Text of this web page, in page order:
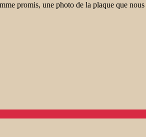
promis, une photo de la plaque que